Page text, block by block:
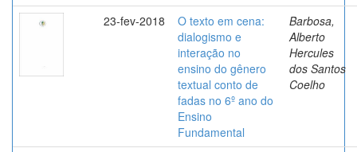
23-fev-2018
O texto em cena:
dialogismo e
interação no
ensino do gênero
textual conto de
fadas no 6º ano do
Ensino
Fundamental
Barbosa,
Alberto
Hercules
dos Santos
Coelho